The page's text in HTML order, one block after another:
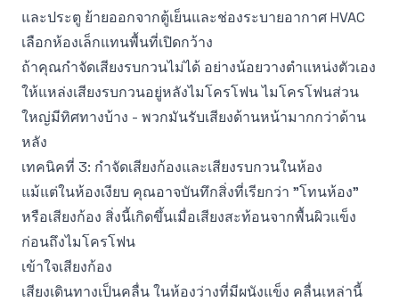
และประตู ย้ายออกจากตู้เย็นและช่องระบายอากาศ HVAC
เลือกห้องเล็กแทนพื้นที่เปิดกว้าง
ถ้าคุณกำจัดเสียงรบกวนไม่ได้ อย่างน้อยวางตำแหน่งตัวเอง
ให้แหล่งเสียงรบกวนอยู่หลังไมโครโฟน ไมโครโฟนส่วน
ใหญ่มีทิศทางบ้าง - พวกมันรับเสียงด้านหน้ามากกว่าด้าน
หลัง
เทคนิคที่ 3: กำจัดเสียงก้องและเสียงรบกวนในห้อง
แม้แต่ในห้องเงียบ คุณอาจบันทึกสิ่งที่เรียกว่า "โทนห้อง"
หรือเสียงก้อง สิ่งนี้เกิดขึ้นเมื่อเสียงสะท้อนจากพื้นผิวแข็ง
ก่อนถึงไมโครโฟน
เข้าใจเสียงก้อง
เสียงเดินทางเป็นคลื่น ในห้องว่างที่มีผนังแข็ง คลื่นเหล่านี้